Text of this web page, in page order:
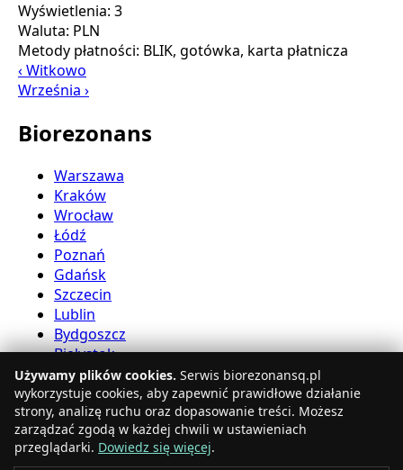
Wyświetlenia: 3
Waluta: PLN
Metody płatności: BLIK, gotówka, karta płatnicza
‹ Witkowo
Września ›
Biorezonans
Warszawa
Kraków
Wrocław
Łódź
Poznań
Gdańsk
Szczecin
Lublin
Bydgoszcz
Białystok
Usługi bioreznansu
Katowice
Gdynia
Używamy plików cookies. Serwis biorezonansq.pl
wykorzystuje cookies, aby zapewnić prawidłowe działanie
strony, analizę ruchu oraz dopasowanie treści. Możesz
zarządzać zgodą w każdej chwili w ustawieniach
przeglądarki. Dowiedz się więcej.